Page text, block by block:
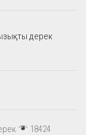
дерек
18424